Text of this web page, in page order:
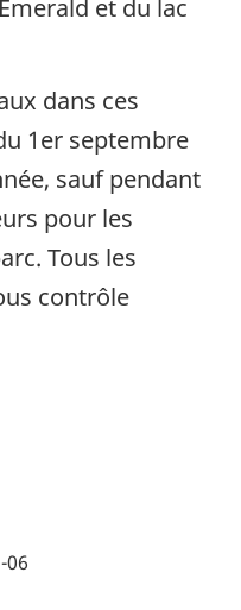
et du lac
dans ces
1er septembre
sauf pendant
pour les
Tous les
contrôle
06